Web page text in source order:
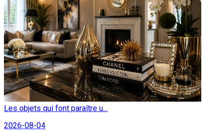
Les objets qui font paraître u...
2026-08-04